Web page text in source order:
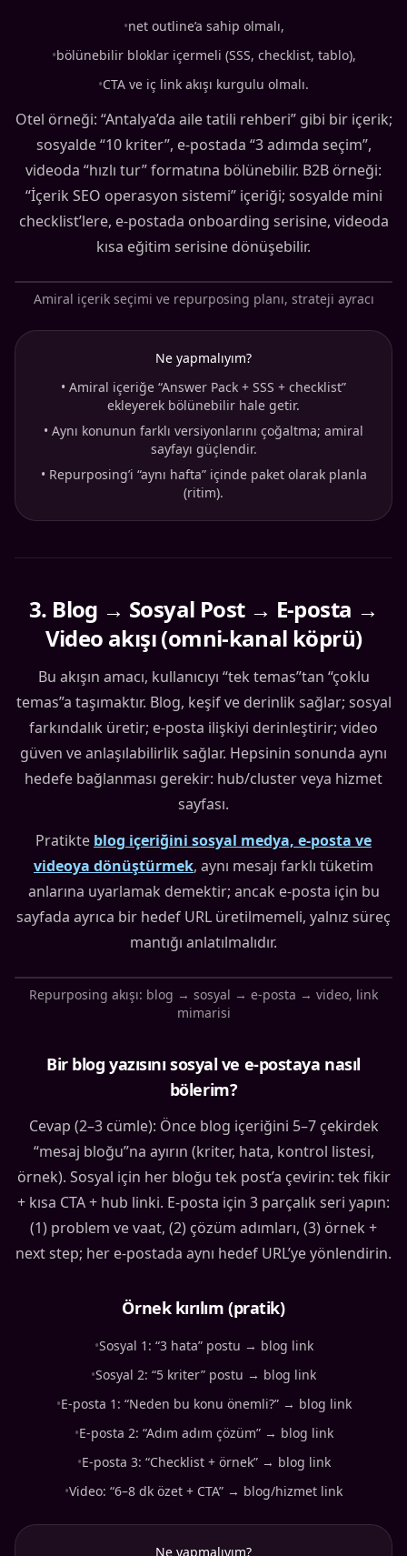
•net outline’a sahip olmalı,
•bölünebilir bloklar içermeli (SSS, checklist, tablo),
•CTA ve iç link akışı kurgulu olmalı.
Otel örneği: “Antalya’da aile tatili rehberi” gibi bir içerik;
sosyalde “10 kriter”, e-postada “3 adımda seçim”,
videoda “hızlı tur” formatına bölünebilir. B2B örneği:
“İçerik SEO operasyon sistemi” içeriği; sosyalde mini
checklist’lere, e-postada onboarding serisine, videoda
kısa eğitim serisine dönüşebilir.
Amiral içerik seçimi ve repurposing planı, strateji ayracı
Ne yapmalıyım?
• Amiral içeriğe “Answer Pack + SSS + checklist”
ekleyerek bölünebilir hale getir.
• Aynı konunun farklı versiyonlarını çoğaltma; amiral
sayfayı güçlendir.
• Repurposing’i “aynı hafta” içinde paket olarak planla
(ritim).
3. Blog → Sosyal Post → E-posta →
Video akışı (omni-kanal köprü)
Bu akışın amacı, kullanıcıyı “tek temas”tan “çoklu
temas”a taşımaktır. Blog, keşif ve derinlik sağlar; sosyal
farkındalık üretir; e-posta ilişkiyi derinleştirir; video
güven ve anlaşılabilirlik sağlar. Hepsinin sonunda aynı
hedefe bağlanması gerekir: hub/cluster veya hizmet
sayfası.
Pratikte blog içeriğini sosyal medya, e-posta ve
videoya dönüştürmek, aynı mesajı farklı tüketim
anlarına uyarlamak demektir; ancak e-posta için bu
sayfada ayrıca bir hedef URL üretilmemeli, yalnız süreç
mantığı anlatılmalıdır.
Repurposing akışı: blog → sosyal → e-posta → video, link
mimarisi
Bir blog yazısını sosyal ve e-postaya nasıl
bölerim?
Cevap (2–3 cümle): Önce blog içeriğini 5–7 çekirdek
“mesaj bloğu”na ayırın (kriter, hata, kontrol listesi,
örnek). Sosyal için her bloğu tek post’a çevirin: tek fikir
+ kısa CTA + hub linki. E-posta için 3 parçalık seri yapın:
(1) problem ve vaat, (2) çözüm adımları, (3) örnek +
next step; her e-postada aynı hedef URL’ye yönlendirin.
Örnek kırılım (pratik)
•Sosyal 1: “3 hata” postu → blog link
•Sosyal 2: “5 kriter” postu → blog link
•E-posta 1: “Neden bu konu önemli?” → blog link
•E-posta 2: “Adım adım çözüm” → blog link
•E-posta 3: “Checklist + örnek” → blog link
•Video: “6–8 dk özet + CTA” → blog/hizmet link
Ne yapmalıyım?